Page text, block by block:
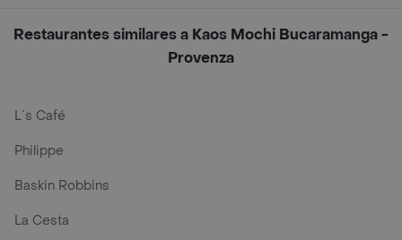
Restaurantes similares a Kaos Mochi Bucaramanga -
Provenza
L´s Café
Philippe
Baskin Robbins
La Cesta